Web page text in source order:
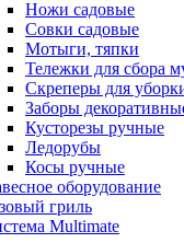
Ножи садовые
Совки садовые
Мотыги, тяпки
Тележки для сбора
Скреперы для
Заборы
Кусторезы ручные
Ледорубы
Косы ручные
оборудование
гриль
Multimate